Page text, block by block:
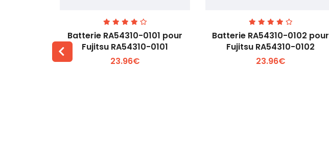
Voir plus +
Batterie RA54310-0101 pour
Fujitsu RA54310-0101
23.96€
Voir plus +
Batterie RA54310-0102 pour
Fujitsu RA54310-0102
23.96€